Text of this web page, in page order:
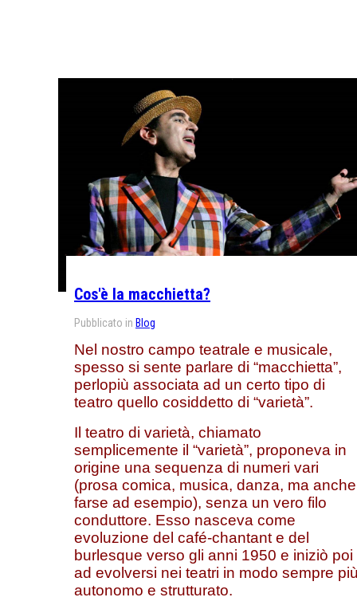
Cos'è la macchietta?
Pubblicato in Blog
Nel nostro campo teatrale e musicale,
spesso si sente parlare di “macchietta”,
perlopiù associata ad un certo tipo di
teatro quello cosiddetto di “varietà”.
Il teatro di varietà, chiamato
semplicemente il “varietà”, proponeva in
origine una sequenza di numeri vari
(prosa comica, musica, danza, ma anche
farse ad esempio), senza un vero filo
conduttore. Esso nasceva come
evoluzione del café-chantant e del
burlesque verso gli anni 1950 e iniziò poi
ad evolversi nei teatri in modo sempre
autonomo e strutturato.